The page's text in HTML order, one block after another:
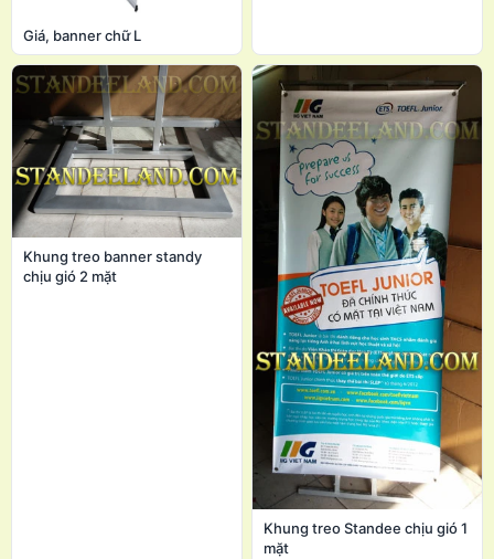
Giá, banner chữ L
Khung treo banner standy
chịu gió 2 mặt
Khung treo Standee chịu gió 1
mặt